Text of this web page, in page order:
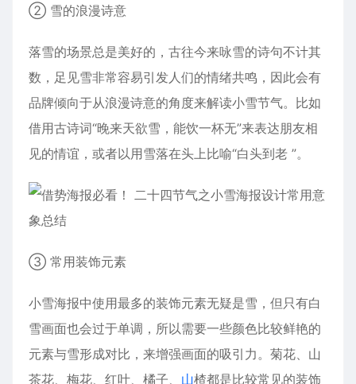
② 雪的浪漫诗意
落雪的场景总是美好的，古往今来咏雪的诗句不计其
数，足见雪非常容易引发人们的情绪共鸣，因此会有
品牌倾向于从浪漫诗意的角度来解读小雪节气。比如
借用古诗词“晚来天欲雪，能饮一杯无”来表达朋友相
见的情谊，或者以用雪落在头上比喻“白头到老 ”。
③ 常用装饰元素
小雪海报中使用最多的装饰元素无疑是雪，但只有白
雪画面也会过于单调，所以需要一些颜色比较鲜艳的
元素与雪形成对比，来增强画面的吸引力。菊花、 山
茶花、梅花、红叶、 橘子、 山楂都是比较常见的装饰